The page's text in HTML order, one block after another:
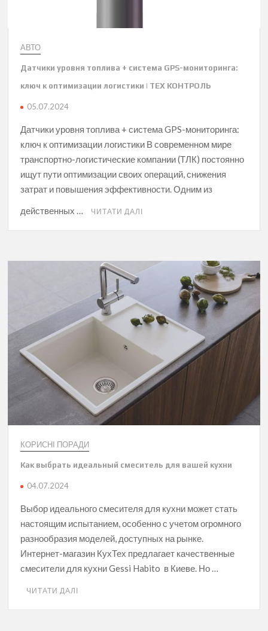
АВТО
Датчики уровня топлива + система GPS-мониторинга:
ключ к оптимизации логистики | ТЕХ КОНТРОЛЬ
05.07.2024
Датчики уровня топлива + система GPS-мониторинга:
ключ к оптимизации логистики В современном мире
транспортно-логистические компании (ТЛК) постоянно
ищут пути оптимизации своих операций, снижения
затрат и повышения эффективности. Одним из
действенных …
ЧИТАТИ ДАЛІ
КОРИСНІ ПОРАДИ
Как выбрать идеальный смеситель для вашей кухни
04.07.2024
Выбор идеального смесителя для кухни может стать
настоящим испытанием, особенно с учетом огромного
разнообразия моделей, доступных на рынке.
Интернет-магазин КухТех предлагает качественные
смесители для кухни Gessi Habito в Киеве. Но …
ЧИТАТИ ДАЛІ